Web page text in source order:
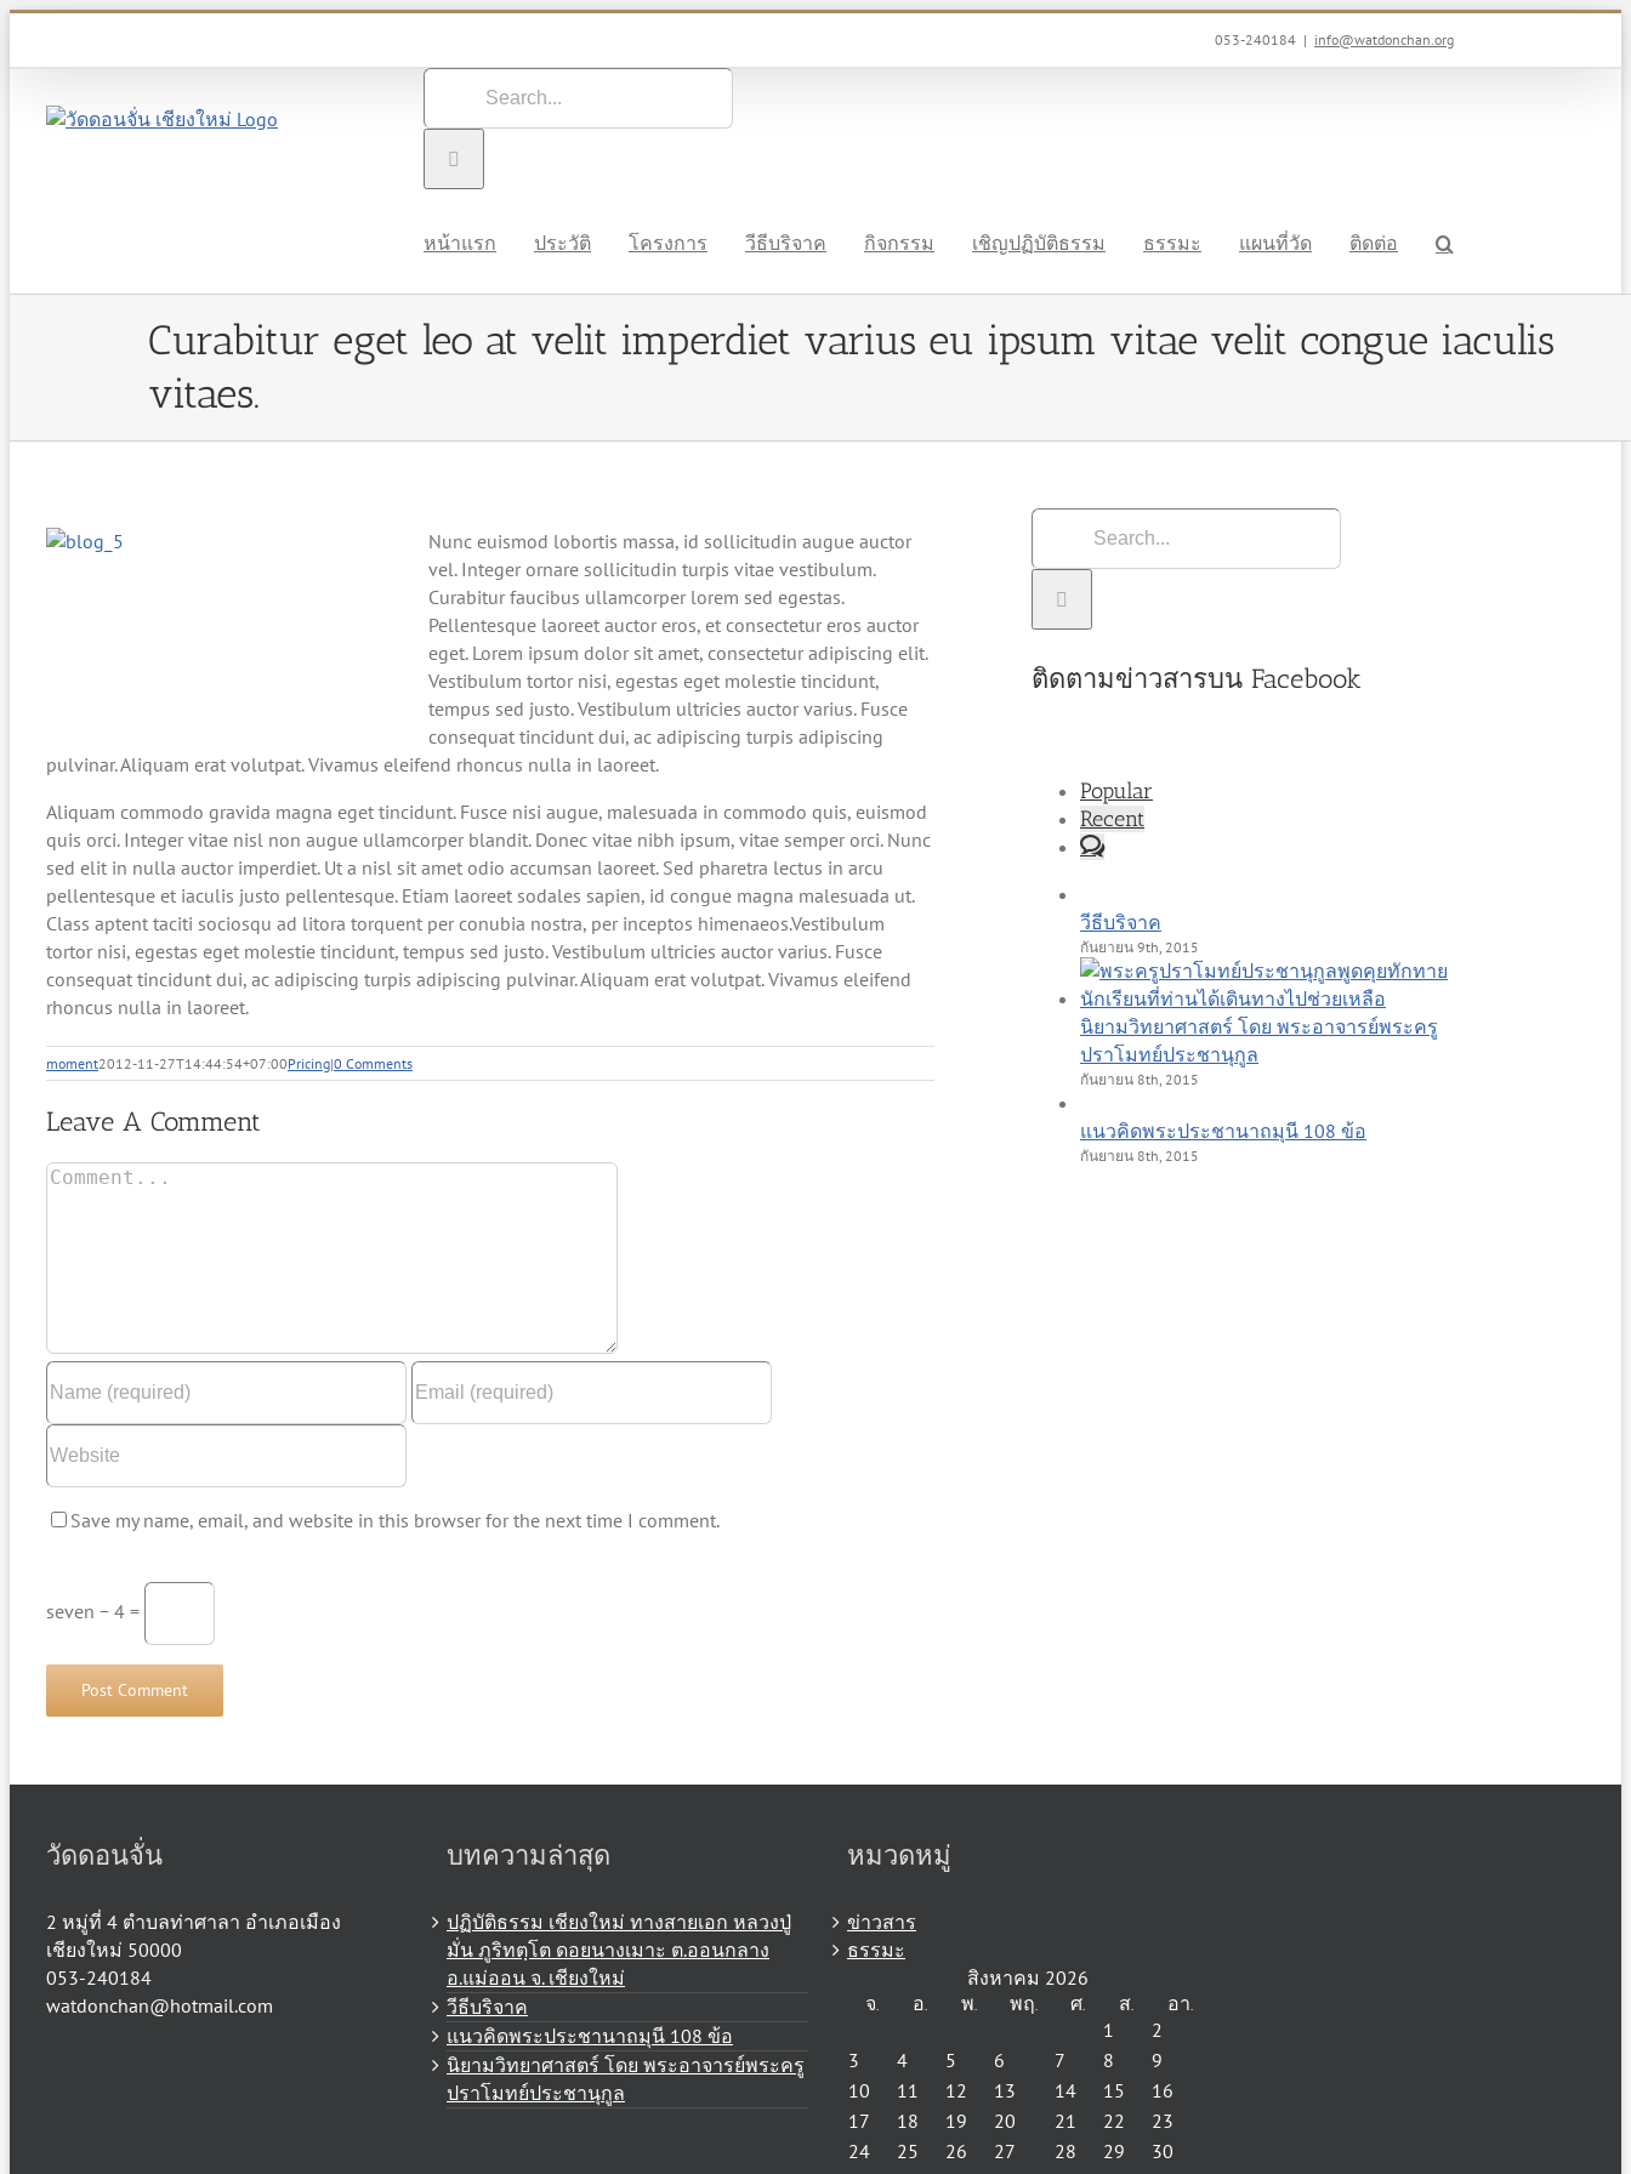
053-240184 | info@watdonchan.org
Search
หน้าแรก ประวัติ โครงการ วีธีบริจาค กิจกรรม เชิญปฏิบัติธรรม ธรรมะ แผนที่วัด ติดต่อ
Curabitur eget leo at velit imperdiet varius eu ipsum vitae velit congue iaculis
vitaes.
Nunc euismod lobortis massa, id sollicitudin augue auctor
vel. Integer ornare sollicitudin turpis vitae vestibulum.
Curabitur faucibus ullamcorper lorem sed egestas.
Pellentesque laoreet auctor eros, et consectetur eros auctor
eget. Lorem ipsum dolor sit amet, consectetur adipiscing elit.
Vestibulum tortor nisi, egestas eget molestie tincidunt,
tempus sed justo. Vestibulum ultricies auctor varius. Fusce
consequat tincidunt dui, ac adipiscing turpis adipiscing
pulvinar. Aliquam erat volutpat. Vivamus eleifend rhoncus nulla in laoreet.
Aliquam commodo gravida magna eget tincidunt. Fusce nisi augue, malesuada in commodo quis, euismod
quis orci. Integer vitae nisl non augue ullamcorper blandit. Donec vitae nibh ipsum, vitae semper orci. Nunc
sed elit in nulla auctor imperdiet. Ut a nisl sit amet odio accumsan laoreet. Sed pharetra lectus in arcu
pellentesque et iaculis justo pellentesque. Etiam laoreet sodales sapien, id congue magna malesuada ut.
Class aptent taciti sociosqu ad litora torquent per conubia nostra, per inceptos himenaeos.Vestibulum
tortor nisi, egestas eget molestie tincidunt, tempus sed justo. Vestibulum ultricies auctor varius. Fusce
consequat tincidunt dui, ac adipiscing turpis adipiscing pulvinar. Aliquam erat volutpat. Vivamus eleifend
rhoncus nulla in laoreet.
moment2012-11-27T14:44:54+07:00Pricing|0 Comments
Leave A Comment
Comment
Save my name, email, and website in this browser for the next time I comment.
seven − 4 =
Search
ติดตามข่าวสารบน Facebook
Popular
Recent
Comments
วีธีบริจาค
กันยายน 9th, 2015
นิยามวิทยาศาสตร์ โดย พระอาจารย์พระครู
ปราโมทย์ประชานุกูล
กันยายน 8th, 2015
แนวคิดพระประชานาถมุนี 108 ข้อ
กันยายน 8th, 2015
วัดดอนจั่น
2 หมู่ที่ 4 ตำบลท่าศาลา อำเภอเมือง
เชียงใหม่ 50000
053-240184
watdonchan@hotmail.com
บทความล่าสุด
ปฏิบัติธรรม เชียงใหม่ ทางสายเอก หลวงปู่
มั่น ภูริทตฺโต ดอยนางเมาะ ต.ออนกลาง
อ.แม่ออน จ. เชียงใหม่
วีธีบริจาค
แนวคิดพระประชานาถมุนี 108 ข้อ
นิยามวิทยาศาสตร์ โดย พระอาจารย์พระครู
ปราโมทย์ประชานุกูล
หมวดหมู่
ข่าวสาร
ธรรมะ
สิงหาคม 2026
จ. อ. พ. พฤ. ศ. ส. อา.
1
2
3
4 5 6 7 8
9
10
11 12 13 14 15
16
17
18 19 20 21 22
23
24
25 26 27 28 29
30